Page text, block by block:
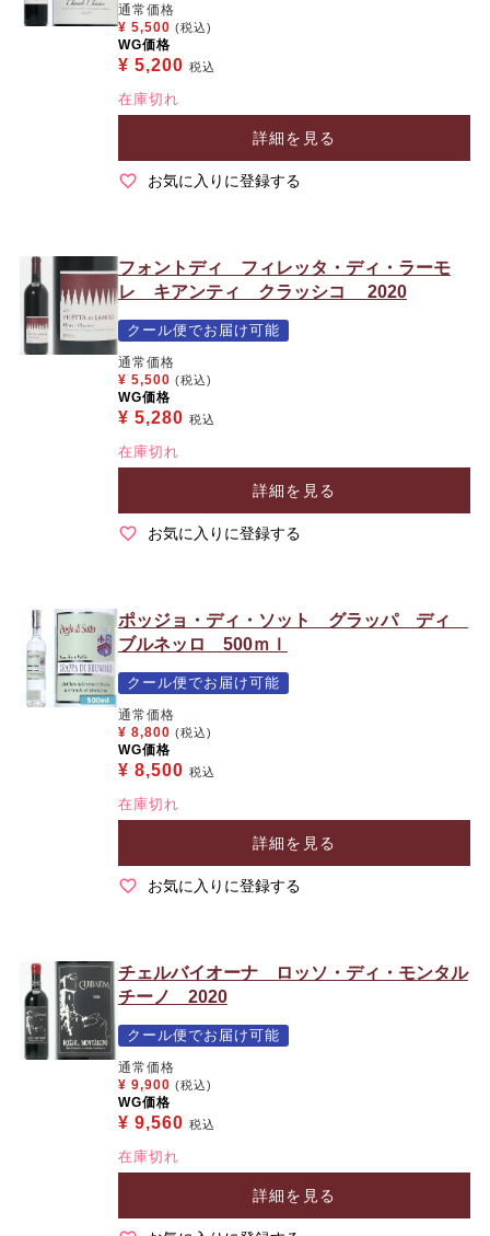
通常価格
¥ 5,500 (税込)
WG価格
¥ 5,200 税込
在庫切れ
詳細を見る
お気に入りに登録する
フォントディ フィレッタ・ディ・ラーモ
レ キアンティ クラッシコ 2020
クール便でお届け可能
通常価格
¥ 5,500 (税込)
WG価格
¥ 5,280 税込
在庫切れ
詳細を見る
お気に入りに登録する
ポッジョ・ディ・ソット グラッパ ディ
ブルネッロ 500ｍｌ
クール便でお届け可能
通常価格
¥ 8,800 (税込)
WG価格
¥ 8,500 税込
在庫切れ
詳細を見る
お気に入りに登録する
チェルバイオーナ ロッソ・ディ・モンタル
チーノ 2020
クール便でお届け可能
通常価格
¥ 9,900 (税込)
WG価格
¥ 9,560 税込
在庫切れ
詳細を見る